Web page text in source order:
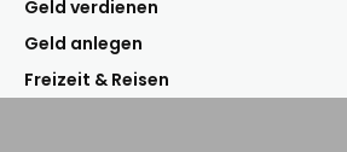
Geld verdienen
Geld anlegen
Freizeit & Reisen